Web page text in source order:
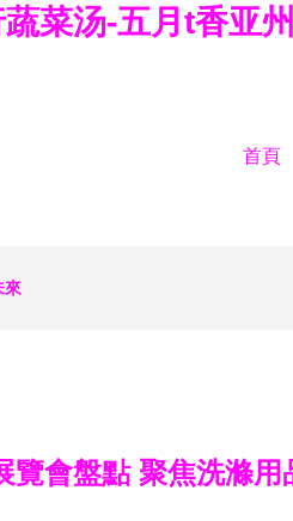
菜汤-五月t香亚
首頁
來
覽會盤點 聚焦洗滌用